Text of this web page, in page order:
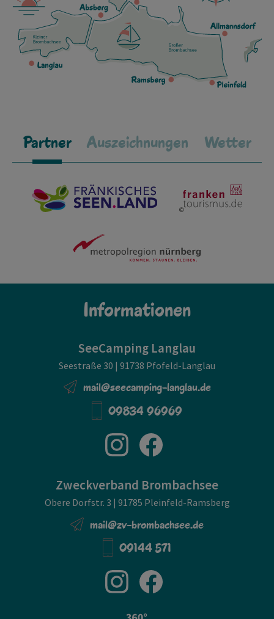
Partner Auszeichnungen Wetter
Informationen
SeeCamping Langlau
Seestraße 30 | 91738 Pfofeld-Langlau
mail@seecamping-langlau.de
09834 96969
Zweckverband Brombachsee
Obere Dorfstr. 3 | 91785 Pleinfeld-Ramsberg
mail@zv-brombachsee.de
09144 571